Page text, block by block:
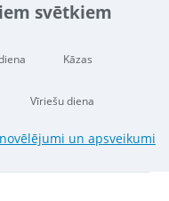
svētkiem
Kāzas
Vīriešu diena
un apsveikumi